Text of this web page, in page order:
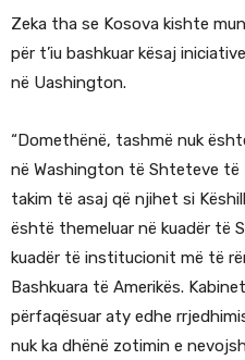
Zeka tha se Kosova kishte
për t’iu bashkuar kësaj
në Uashington.
“Domethënë, tashmë nuk
në Washington të Shteteve të
takim të asaj që njihet si
është themeluar në kuadër të
kuadër të institucionit më të
Bashkuara të Amerikës.
përfaqësuar aty edhe
nuk ka dhënë zotimin e